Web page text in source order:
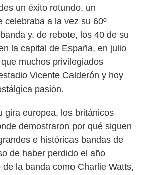
un éxito rotundo, un
celebraba a la vez su 60º
y, de rebote, los 40 de su
la capital de España, en julio
muchos privilegiados
Vicente Calderón y hoy
pasión.
gira europea, los británicos
demostraron por qué siguen
e históricas bandas de
de haber perdido el año
la banda como Charlie Watts,